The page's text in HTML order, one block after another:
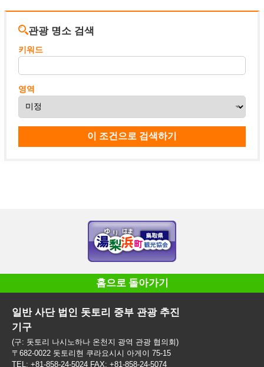
관광 명소 검색
키워드
영역
홈으로 돌아가기
일반 사단 법인 돗토리 중부 관광 추진
기구
(구: 돗토리 나시노하나 온천지 광역 관광 협의회)
〒682-0022 돗토리현 쿠라요시시 아게이 75-15
TEL: +81-858-24-5024 FAX: +81-858-24-5074